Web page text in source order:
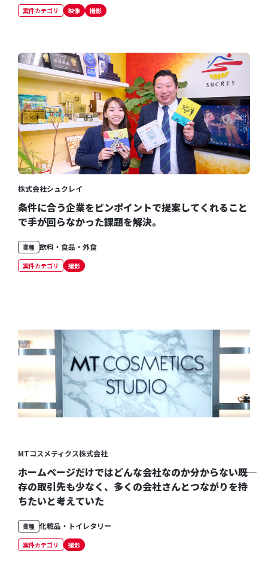
案件カテゴリ 映像 撮影
条件に合う企業をピンポイントで提案してくれること
で手が回らなかった課題を解決。
株式会社シュクレイ
業種 飲料・食品・外食
案件カテゴリ 撮影
ホームページだけではどんな会社なのか分からない――既
存の取引先も少なく、多くの会社さんとつながりを持
ちたいと考えていた
MTコスメティクス株式会社
業種 化粧品・トイレタリー
案件カテゴリ 撮影